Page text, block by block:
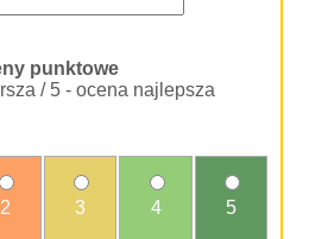
punktowe
/ 5 - ocena najlepsza
2 3 4 5